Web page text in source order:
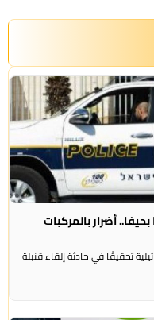
أضرار بالمركبات
تحقيقًا في حادثة إلقاء قنبلة